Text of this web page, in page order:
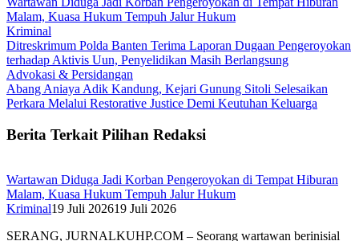
Malam, Kuasa Hukum Tempuh Jalur Hukum
Kriminal
Ditreskrimum Polda Banten Terima Laporan Dugaan Pengeroyokan
terhadap Aktivis Uun, Penyelidikan Masih Berlangsung
Advokasi & Persidangan
Abang Aniaya Adik Kandung, Kejari Gunung Sitoli Selesaikan
Perkara Melalui Restorative Justice Demi Keutuhan Keluarga
Berita Terkait Pilihan Redaksi
Wartawan Diduga Jadi Korban Pengeroyokan di Tempat Hiburan
Malam, Kuasa Hukum Tempuh Jalur Hukum
Kriminal19 Juli 202619 Juli 2026
SERANG, JURNALKUHP.COM – Seorang wartawan berinisial